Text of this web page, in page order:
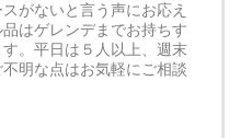
がないと言う声にお応え
はゲレンデまでお持ちす
。平日は５人以上、週末
明な点はお気軽にご相談